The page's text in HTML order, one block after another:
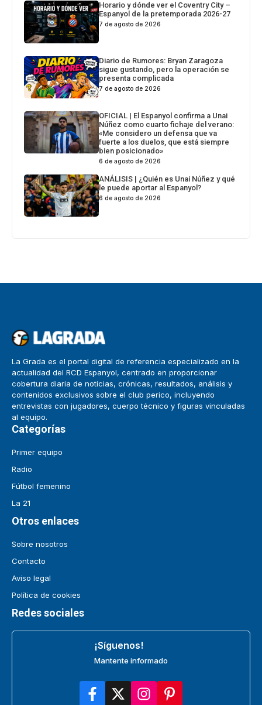
Horario y dónde ver el Coventry City –
Espanyol de la pretemporada 2026-27
7 de agosto de 2026
Diario de Rumores: Bryan Zaragoza
sigue gustando, pero la operación se
presenta complicada
7 de agosto de 2026
OFICIAL | El Espanyol confirma a Unai
Núñez como cuarto fichaje del verano:
«Me considero un defensa que va
fuerte a los duelos, que está siempre
bien posicionado»
6 de agosto de 2026
ANÁLISIS | ¿Quién es Unai Núñez y qué
le puede aportar al Espanyol?
6 de agosto de 2026
La Grada es el portal digital de referencia especializado en la
actualidad del RCD Espanyol, centrado en proporcionar
cobertura diaria de noticias, crónicas, resultados, análisis y
contenidos exclusivos sobre el club perico, incluyendo
entrevistas con jugadores, cuerpo técnico y figuras vinculadas
al equipo.
Categorías
Primer equipo
Radio
Fútbol femenino
La 21
Otros enlaces
Sobre nosotros
Contacto
Aviso legal
Política de cookies
Redes sociales
¡Síguenos!
Mantente informado